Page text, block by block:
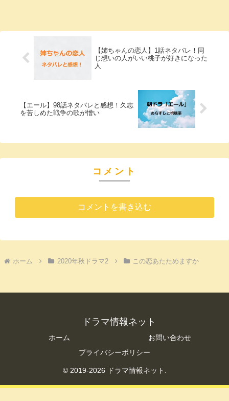
【姉ちゃんの恋人】1話ネタバレ！同
じ想いの人がいい桃子が好きになった
人
【エール】98話ネタバレと感想！久志
を苦しめた戦争の歌が憎い
コメント
コメントを書き込む
ホーム 2020年秋ドラマ2 この恋あたためますか
ドラマ情報ネット
ホーム
お問い合わせ
プライバシーポリシー
© 2019-2026 ドラマ情報ネット.